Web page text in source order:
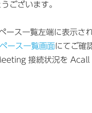
ございます。
ス一覧左端に表示さ
ース一覧画面にてご確
接続状況を Acall